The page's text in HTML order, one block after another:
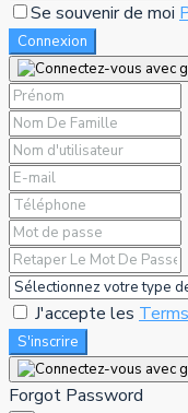
Se souvenir de moi
Connexion
J'accepte les
S'inscrire
Forgot Password